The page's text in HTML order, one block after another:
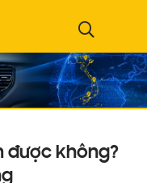
được không?